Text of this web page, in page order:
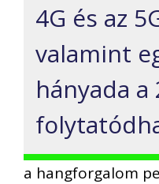
4G és az
valamint
hányada a
a hangforgalom